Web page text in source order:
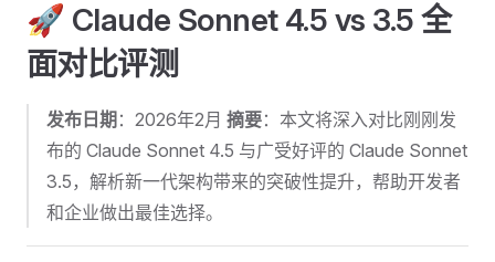
🚀 Claude Sonnet 4.5 vs 3.5 全
面对比评测
发布日期 ：2026年2月 摘要：本文将深入对比刚刚发
布的 Claude Sonnet 4.5 与广受好评的 Claude Sonnet
3.5，解析新一代架构带来的突破性提升，帮助开发者
和企业做出最佳选择。